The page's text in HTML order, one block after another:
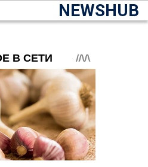
NEWSHUB